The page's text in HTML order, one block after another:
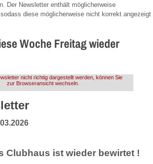
Der Newsletter enthält möglicherweise
diese möglicherweise nicht korrekt angezeigt
Woche Freitag wieder